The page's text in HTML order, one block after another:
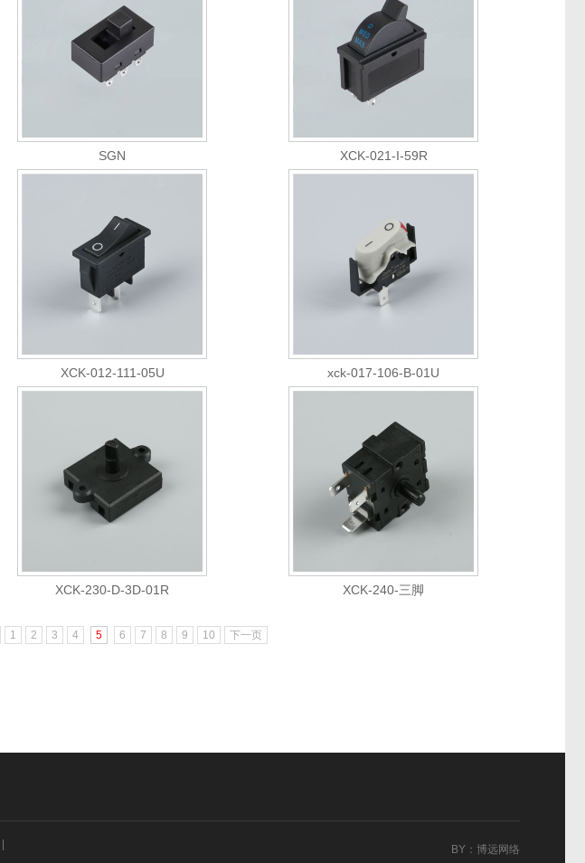
SGN XCK-021-I-59R
XCK-012-111-05U xck-017-106-B-01U
XCK-230-D-3D-01R XCK-240-三脚
1 2 3 4 5 6 7 8 9 10 下一页
BY ： 博远网络